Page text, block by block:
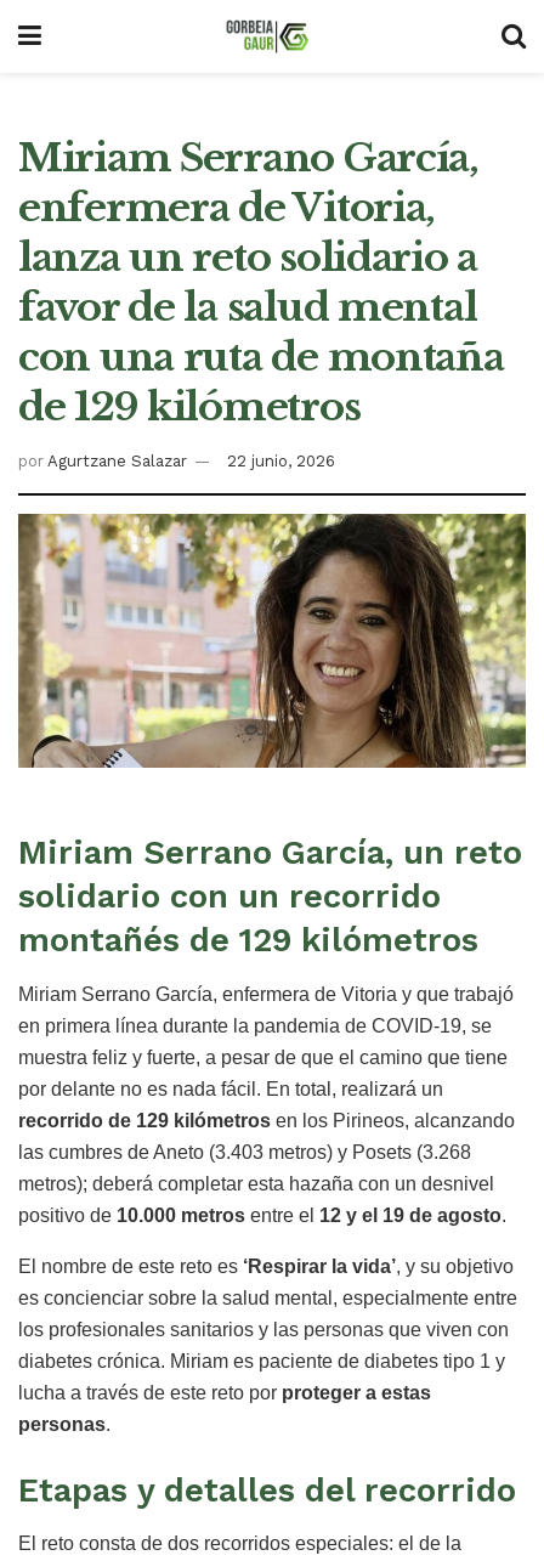
Miriam Serrano García,
enfermera de Vitoria,
lanza un reto solidario a
favor de la salud mental
con una ruta de montaña
de 129 kilómetros
por Agurtzane Salazar 22 junio, 2026
Miriam Serrano García, un reto
solidario con un recorrido
montañés de 129 kilómetros
Miriam Serrano García, enfermera de Vitoria y que trabajó
en primera línea durante la pandemia de COVID-19, se
muestra feliz y fuerte, a pesar de que el camino que tiene
por delante no es nada fácil. En total, realizará un
recorrido de 129 kilómetros en los Pirineos, alcanzando
las cumbres de Aneto (3.403 metros) y Posets (3.268
metros); deberá completar esta hazaña con un desnivel
positivo de 10.000 metros entre el 12 y el 19 de agosto.
El nombre de este reto es ‘Respirar la vida’, y su objetivo
es concienciar sobre la salud mental, especialmente entre
los profesionales sanitarios y las personas que viven con
diabetes crónica. Miriam es paciente de diabetes tipo 1 y
lucha a través de este reto por proteger a estas
personas.
Etapas y detalles del recorrido
El reto consta de dos recorridos especiales: el de la